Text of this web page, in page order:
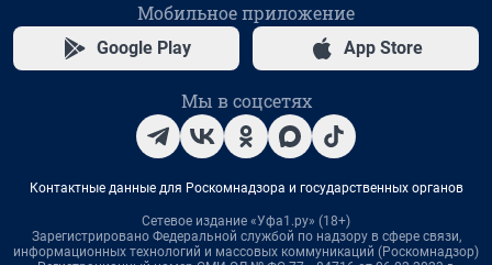
Мобильное приложение
Google Play App Store
Мы в соцсетях
Контактные данные для Роскомнадзора и государственных органов
Сетевое издание «Уфа1.ру» (18+)
Зарегистрировано Федеральной службой по надзору в сфере связи,
информационных технологий и массовых коммуникаций (Роскомнадзор)